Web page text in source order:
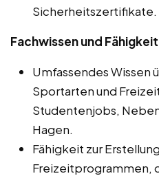
Sicherheitszertifikate.
Fachwissen und
Umfassendes Wissen
Sportarten und
Studentenjobs,
Hagen.
Fähigkeit zur
Freizeitprogrammen,